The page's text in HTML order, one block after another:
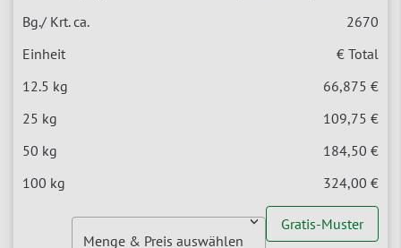
2670
€ Total
66,875 €
109,75 €
184,50 €
324,00 €
Gratis-Muster